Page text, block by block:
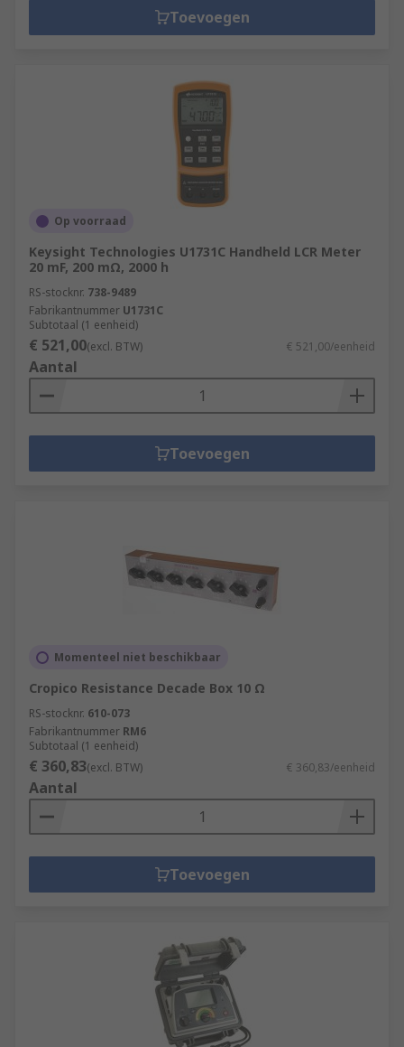
Toevoegen
Op voorraad
Keysight Technologies U1731C Handheld LCR Meter
20 mF, 200 mΩ, 2000 h
RS-stocknr. 738-9489
Fabrikantnummer U1731C
Subtotaal (1 eenheid)
€ 521,00(excl. BTW) € 521,00/eenheid
Aantal
Toevoegen
Momenteel niet beschikbaar
Cropico Resistance Decade Box 10 Ω
RS-stocknr. 610-073
Fabrikantnummer RM6
Subtotaal (1 eenheid)
€ 360,83(excl. BTW) € 360,83/eenheid
Aantal
Toevoegen